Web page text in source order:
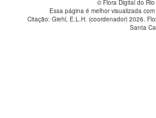
© Flora Digital do
Essa página é melhor visualizada
Citação: Giehl, E.L.H. (coordenador) 2026.
Santa